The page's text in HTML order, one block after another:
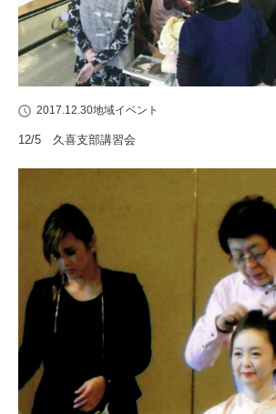
2017.12.30地域イベント
12/5 久喜支部講習会